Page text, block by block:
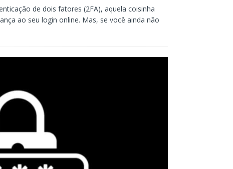
de dois fatores (2FA), aquela coisinha
ao seu login online. Mas, se você ainda não